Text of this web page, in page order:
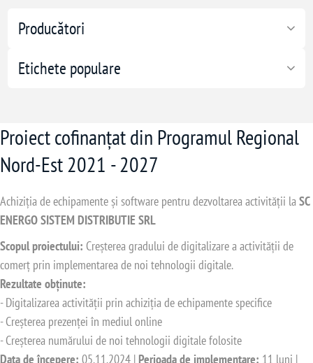
Producători
Etichete populare
Proiect cofinanțat din Programul Regional
Nord-Est 2021 - 2027
Achiziția de echipamente și software pentru dezvoltarea activității laSC
ENERGO SISTEM DISTRIBUTIE SRL
Scopul proiectului: Creșterea gradului de digitalizare a activității de
comerț prin implementarea de noi tehnologii digitale.
Rezultate obținute:
- Digitalizarea activității prin achiziția de echipamente specifice
- Creșterea prezenței în mediul online
- Creșterea numărului de noi tehnologii digitale folosite
Data de începere: 05.11.2024 | Perioada de implementare: 11 luni |